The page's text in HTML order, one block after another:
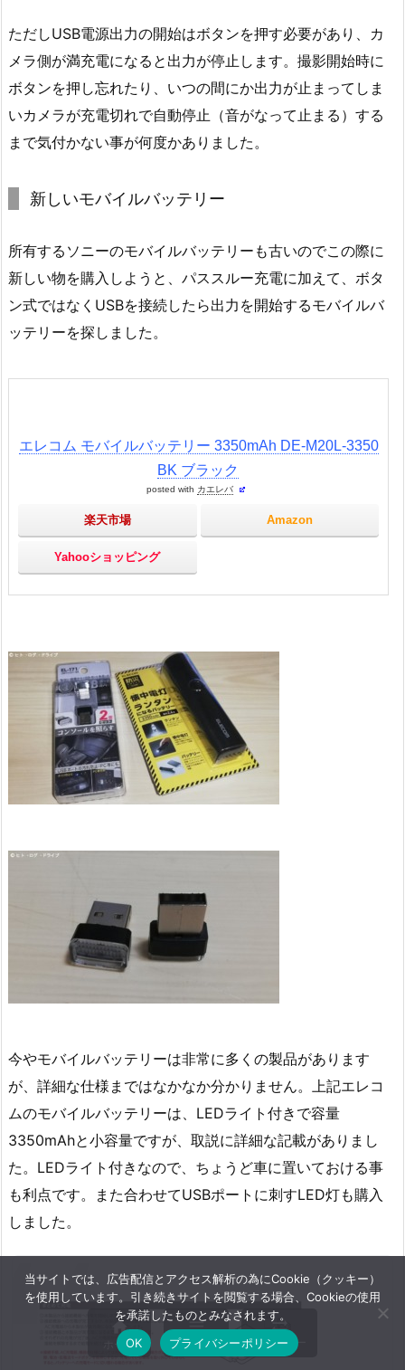
ただしUSB電源出力の開始はボタンを押す必要があり、カ
メラ側が満充電になると出力が停止します。撮影開始時に
ボタンを押し忘れたり、いつの間にか出力が止まってしま
いカメラが充電切れで自動停止（音がなって止まる）する
まで気付かない事が何度かありました。
新しいモバイルバッテリー
所有するソニーのモバイルバッテリーも古いのでこの際に
新しい物を購入しようと、パススルー充電に加えて、ボタ
ン式ではなくUSBを接続したら出力を開始するモバイルバ
ッテリーを探しました。
エレコム モバイルバッテリー 3350mAh DE-M20L-3350
BK ブラック
posted with カエレバ
楽天市場 Amazon
Yahooショッピング
今やモバイルバッテリーは非常に多くの製品があります
が、詳細な仕様まではなかなか分かりません。上記エレコ
ムのモバイルバッテリーは、LEDライト付きで容量
3350mAhと小容量ですが、取説に詳細な記載がありまし
た。LEDライト付きなので、ちょうど車に置いておける事
も利点です。また合わせてUSBポートに刺すLED灯も購入
しました。

ホーム

メニュー

サイドバー
当サイトでは、広告配信とアクセス解析の為にCookie（クッキー）
を使用しています。引き続きサイトを閲覧する場合、Cookieの使用
を承諾したものとみなされます。
OK
プライバシーポリシー